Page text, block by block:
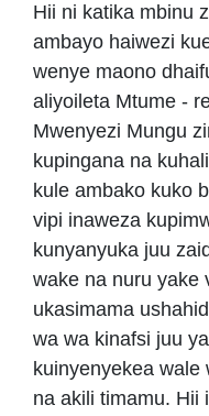
Hii ni katika mbinu
ambayo haiwezi
wenye maono
aliyoileta Mtume -
Mwenyezi Mungu
kupingana na
kule ambako kuko
vipi inaweza
kunyanyuka juu
wake na nuru yake
ukasimama
wa wa kinafsi juu
kuinyenyekea wale
na akili timamu. Hii